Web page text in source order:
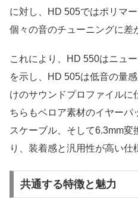
に対し、HD 505ではポリマ
個々の音のチューニングに差
これにより、HD 550はニュ
を示し、HD 505は低音の量
けのサウンドプロファイル
ちらもベロア素材のイヤーパ
スケーブル、そして6.3mm
り、装着感と汎用性が高い仕
共通する特徴と魅力